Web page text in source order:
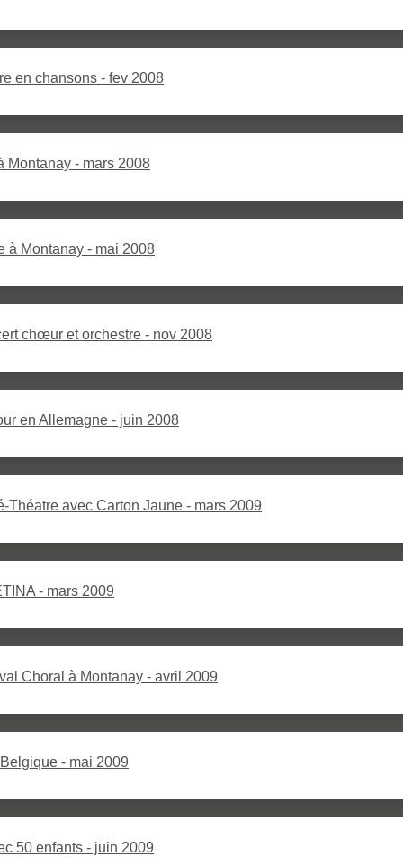
en chansons - fev 2008
Montanay - mars 2008
à Montanay - mai 2008
chœur et orchestre - nov 2008
en Allemagne - juin 2008
Théatre avec Carton Jaune - mars 2009
- mars 2009
Choral à Montanay - avril 2009
- mai 2009
50 enfants - juin 2009